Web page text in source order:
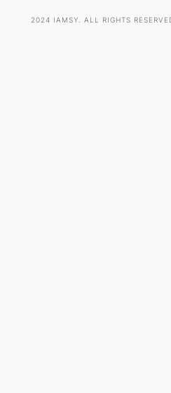
2024 IAMSY. ALL RIGHTS